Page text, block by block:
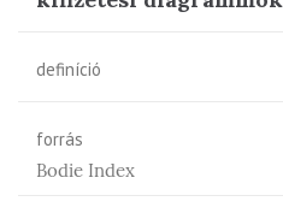
definíció
forrás
Bodie Index